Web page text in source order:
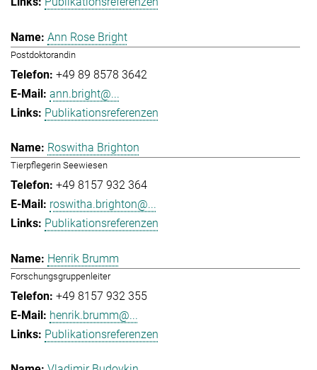
Ann Rose Bright
Postdoktorandin
+49 89 8578 3642
ann.bright@...
Publikationsreferenzen
Roswitha Brighton
Tierpflegerin Seewiesen
+49 8157 932 364
roswitha.brighton@...
Publikationsreferenzen
Henrik Brumm
Forschungsgruppenleiter
+49 8157 932 355
henrik.brumm@...
Publikationsreferenzen